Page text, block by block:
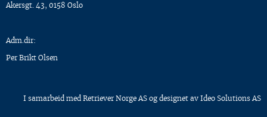
Akersgt. 43, 0158 Oslo
Adm.dir:
Per Brikt Olsen
I samarbeid med Retriever Norge AS og designet av Ideo Solutions AS